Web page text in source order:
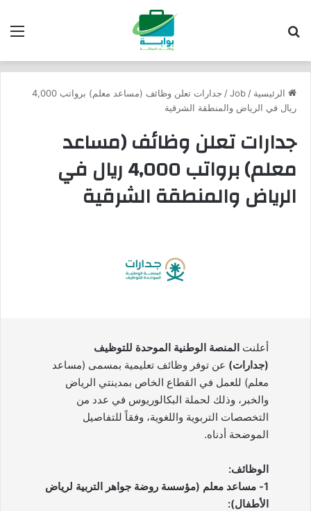
الرئيسية /
Job
/
جدارات تعلن وظائف (مساعد معلم) برواتب 4,000
ريال في الرياض والمنطقة الشرقية
جدارات تعلن وظائف (مساعد
معلم) برواتب 4,000 ريال في
الرياض والمنطقة الشرقية
أعلنت المنصة الوطنية الموحدة للتوظيف
(جدارات) عن توفر وظائف تعليمية بمسمى (مساعد
معلم) للعمل في القطاع الخاص بمدينتي الرياض
والخبر، وذلك لحملة البكالوريوس في عدد من
التخصصات التربوية واللغوية، وفقاً للتفاصيل
الموضحة أدناه.
الوظائف:
1- مساعد معلم (مؤسسة روضة جواهر التربية لرياض
الأطفال):